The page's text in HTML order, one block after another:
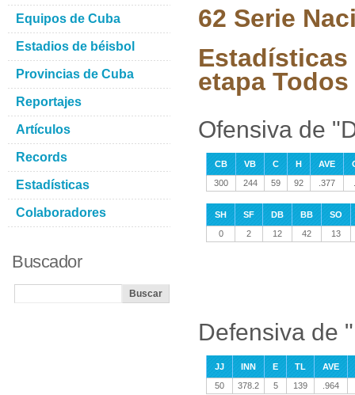
62 Serie
Estadísticas
etapa
Ofensiva de
CB VB C H AVE
300
244 59 92 .377
SH SF DB BB
SO
0
2 12 42 13
Defensiva de
JJ INN E TL
AVE
50
378.2 5 139 .964
Equipos de Cuba
Estadios de béisbol
Provincias de Cuba
Reportajes
Artículos
Records
Estadísticas
Colaboradores
Buscador